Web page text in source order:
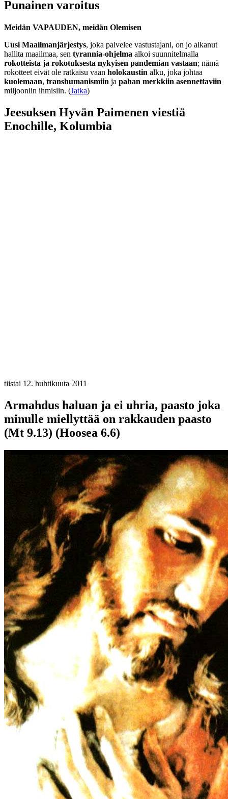
Punainen varoitus
Meidän VAPAUDEN, meidän Olemisen
Uusi Maailmanjärjestys, joka palvelee vastustajani, on jo alkanut
hallita maailmaa, sen tyrannia-ohjelma alkoi suunnitelmalla
rokotteista ja rokotuksesta nykyisen pandemian vastaan; nämä
rokotteet eivät ole ratkaisu vaan holokaustin alku, joka johtaa
kuolemaan, transhumanismiin ja pahan merkkiin asennettaviin
miljooniin ihmisiin. (Jatka)
Jeesuksen Hyvän Paimenen viestiä
Enochille, Kolumbia
tiistai 12. huhtikuuta 2011
Armahdus haluan ja ei uhria, paasto joka
minulle miellyttää on rakkauden paasto
(Mt 9.13) (Hoosea 6.6)